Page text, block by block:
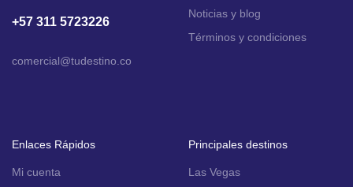
+57 311 5723226
comercial@tudestino.co
Noticias y blog
Términos y condiciones
Enlaces Rápidos
Mi cuenta
Principales destinos
Las Vegas